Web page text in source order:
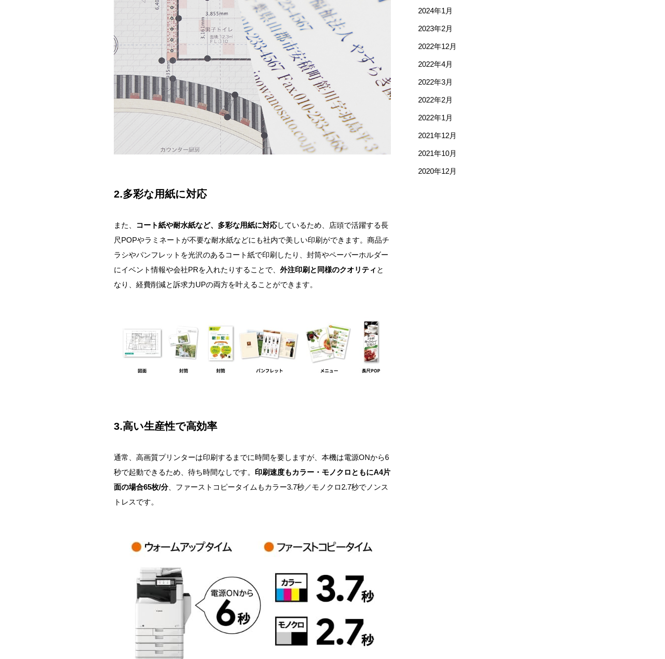
2.多彩な用紙に対応
また、 コート紙や耐水紙など、多彩な用紙に対応しているため、店頭で活躍する長
尺POPやラミネートが不要な耐水紙などにも社内で美しい印刷ができます。商品チ
ラシやパンフレットを光沢のあるコート紙で印刷したり、封筒やペーパーホルダー
にイベント情報や会社PRを入れたりすることで、 外注印刷と同様のクオリティ と
なり、経費削減と訴求力UPの両方を叶えることができます。
3.高い生産性で高効率
通常、高画質プリンターは印刷するまでに時間を要しますが、本機は電源ONから6
秒で起動できるため、待ち時間なしです。 印刷速度もカラー・モノクロともにA4片
面の場合65枚/分、ファーストコピータイムもカラー3.7秒／モノクロ2.7秒でノンス
トレスです。
2024年1月
2023年2月
2022年12月
2022年4月
2022年3月
2022年2月
2022年1月
2021年12月
2021年10月
2020年12月